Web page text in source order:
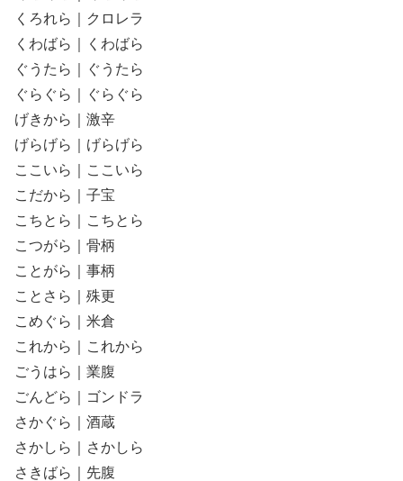
くろれら｜クロレラ
くわばら｜くわばら
ぐうたら｜ぐうたら
ぐらぐら｜ぐらぐら
げきから｜激辛
げらげら｜げらげら
ここいら｜ここいら
こだから｜子宝
こちとら｜こちとら
こつがら｜骨柄
ことがら｜事柄
ことさら｜殊更
こめぐら｜米倉
これから｜これから
ごうはら｜業腹
ごんどら｜ゴンドラ
さかぐら｜酒蔵
さかしら｜さかしら
さきばら｜先腹